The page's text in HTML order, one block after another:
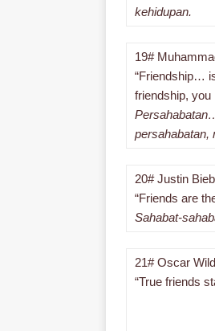
kehidupan.
19#
“Friendship…
friendship, you
persahabatan,
20# Justin
“Friends are
Sahabat-
21# Oscar
“True friends